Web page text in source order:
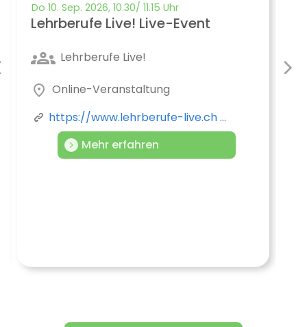
Do 10. Sep. 2026, 10.30/ 11.15 Uhr
Lehrberufe Live! Live-Event
Lehrberufe Live!
Online-Veranstaltung
https://www.lehrberufe-live.ch ...
Mehr erfahren